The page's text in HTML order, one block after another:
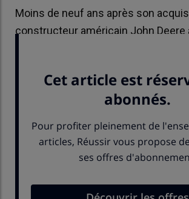
Moins de neuf ans après son
constructeur américain John Deere